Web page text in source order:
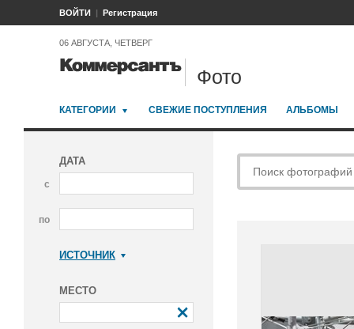
ВОЙТИ Регистрация
06 АВГУСТА, ЧЕТВЕРГ
Фото
КАТЕГОРИИ СВЕЖИЕ ПОСТУПЛЕНИЯ АЛЬБОМЫ
ДАТА
с
по
ИСТОЧНИК
МЕСТО